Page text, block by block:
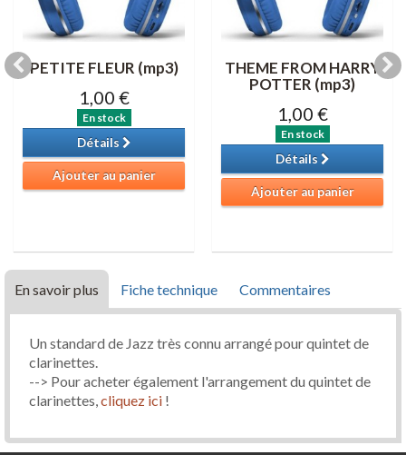
PETITE FLEUR (mp3)
1,00 €
En stock
Détails
Ajouter au panier
THEME FROM HARRY
POTTER (mp3)
1,00 €
En stock
Détails
Ajouter au panier
En savoir plus Fiche technique Commentaires
Un standard de Jazz très connu arrangé pour quintet de
clarinettes.
--> Pour acheter également l'arrangement du quintet de
clarinettes,cliquez ici !